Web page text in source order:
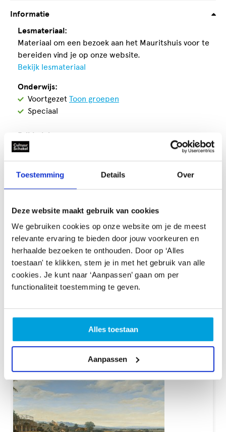
Toestemming Details Over
Deze website maakt gebruik van cookies
We gebruiken cookies op onze website om je de meest
relevante ervaring te bieden door jouw voorkeuren en
herhaalde bezoeken te onthouden. Door op ‘Alles
toestaan' te klikken, stem je in met het gebruik van alle
cookies. Je kunt naar ‘Aanpassen’ gaan om per
functionaliteit toestemming te geven.
Alles toestaan
Aanpassen
Informatie
Lesmateriaal:
Materiaal om een bezoek aan het Mauritshuis voor te
bereiden vind je op onze website.
Bekijk lesmateriaal
Onderwijs:
Geschikt
voor
Voortgezet Toon groepen
Geschikt
Speciaal
Prikkelniveau:
Gemiddeld
Maatwerk mogelijk:
Rekening met visuele beperking:
Ook avondvoorstelling:
Nee
Museum
Schooltijdaanbod van Mauritshuis